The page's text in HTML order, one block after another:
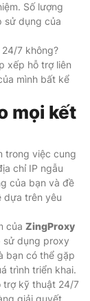
Số lượng
sử dụng của
7 không?
xếp hỗ trợ liên
mình bất kể
mọi kết
trong việc cung
chỉ IP ngẫu
của bạn và đề
dựa trên yêu
của ZingProxy
sử dụng proxy
bạn có thể gặp
trình triển khai.
trợ kỹ thuật 24/7